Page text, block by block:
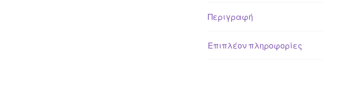
Περιγραφή
Επιπλέον πληροφορίες